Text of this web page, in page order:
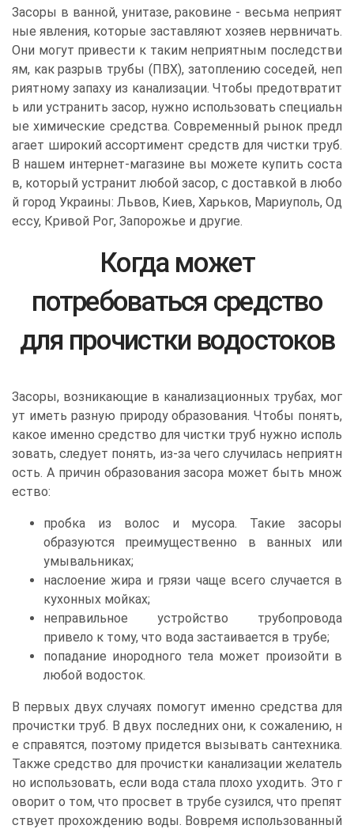
Засоры в ванной, унитазе, раковине - весьма неприят
ные явления, которые заставляют хозяев нервничать.
Они могут привести к таким неприятным последстви
ям, как разрыв трубы (ПВХ), затоплению соседей, неп
риятному запаху из канализации. Чтобы предотвратит
ь или устранить засор, нужно использовать специальн
ые химические средства. Современный рынок предл
агает широкий ассортимент средств для чистки труб.
В нашем интернет-магазине вы можете купить соста
в, который устранит любой засор, с доставкой в любо
й город Украины: Львов, Киев, Харьков, Мариуполь, Од
ессу, Кривой Рог, Запорожье и другие.
Когда может
потребоваться средство
для прочистки водостоков
Засоры, возникающие в канализационных трубах, мог
ут иметь разную природу образования. Чтобы понять,
какое именно средство для чистки труб нужно исполь
зовать, следует понять, из-за чего случилась неприятн
ость. А причин образования засора может быть множ
ество:
пробка из волос и мусора. Такие засоры
образуются преимущественно в ванных или
умывальниках;
наслоение жира и грязи чаще всего случается в
кухонных мойках;
неправильное устройство трубопровода
привело к тому, что вода застаивается в трубе;
попадание инородного тела может произойти в
любой водосток.
В первых двух случаях помогут именно средства для
прочистки труб. В двух последних они, к сожалению, н
е справятся, поэтому придется вызывать сантехника.
Также средство для прочистки канализации желатель
но использовать, если вода стала плохо уходить. Это г
оворит о том, что просвет в трубе сузился, что препят
ствует прохождению воды. Вовремя использованный